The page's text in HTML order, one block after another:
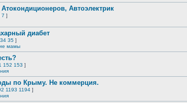
Автоэлектрик
7 ]
диабет
34 35 ]
мамы
152 153 ]
по Крыму. Не коммерция.
1193 1194 ]